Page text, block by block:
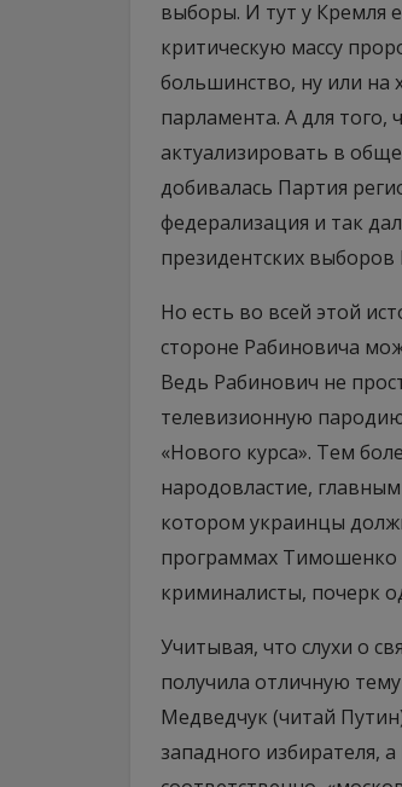
выборы. И тут у Кремля
критическую массу
большинство, ну или на
парламента. А для того,
актуализировать в
добивалась Партия
федерализация и так
президентских
Но есть во всей этой
стороне Рабиновича
Ведь Рабинович не
телевизионную
«Нового курса». Тем
народовластие,
котором украинцы
программах Тимошенко
криминалисты, почерк
Учитывая, что слухи о
получила отличную
Медведчук (читай
западного избирателя,